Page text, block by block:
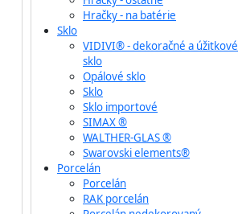
Hračky - na batérie
Sklo
VIDIVI® - dekoračné a úžitkové
sklo
Opálové sklo
Sklo
Sklo importové
SIMAX ®
WALTHER-GLAS ®
Swarovski elements®
Porcelán
Porcelán
RAK porcelán